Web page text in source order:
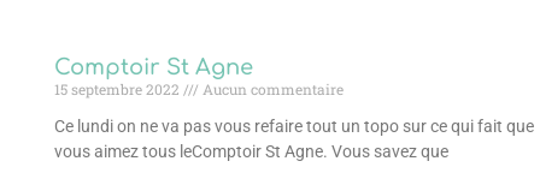
Comptoir St Agne
15 septembre 2022
Aucun commentaire
Ce lundi on ne va pas vous refaire tout un topo sur ce qui fait que
vous aimez tous leComptoir St Agne. Vous savez que